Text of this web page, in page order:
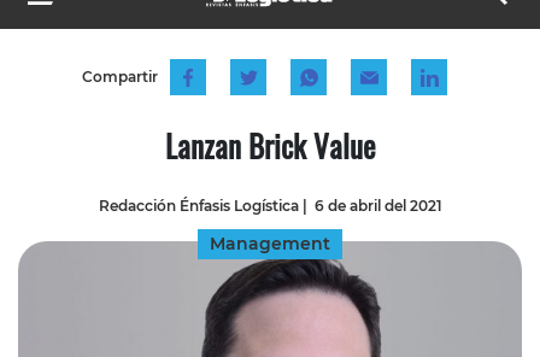
Compartir
Lanzan Brick Value
Redacción Énfasis Logística| 6 de abril del 2021
Management